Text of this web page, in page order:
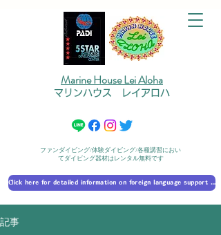
Marine House Lei Aloha
マリンハウス レイアロハ
ファンダイビング/体験ダイビング/各種講習におい
てダイビング器材はレンタル無料です
Click here for detailed information on foreign language support 外国語対応の詳細に​ついて
記事